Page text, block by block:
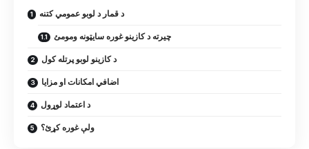
د قمار د لوبو عمومي کتنه
چیرته د کازینو غوره سایټونه ومومئ
د کازینو لوبو پرتله کول
اضافي امکانات او مزایا
د اعتماد لوړول
ولې غوره کړئ؟